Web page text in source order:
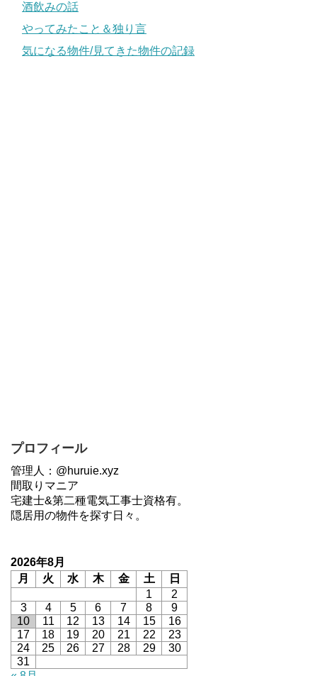
酒飲みの話
やってみたこと＆独り言
気になる物件/見てきた物件の記録
プロフィール
管理人：@huruie.xyz
間取りマニア
宅建士&第二種電気工事士資格有。
隠居用の物件を探す日々。
2026年8月
月
火 水 木 金 土
日
1
2
3
4 5 6 7 8
9
10
11 12 13 14 15
16
17
18 19 20 21 22
23
24
25 26 27 28 29
30
31